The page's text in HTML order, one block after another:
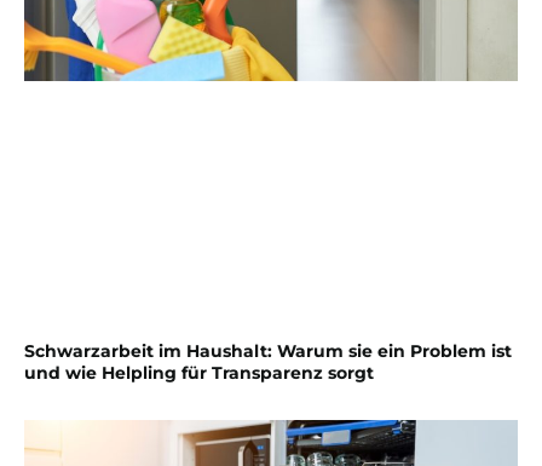
Schwarzarbeit im Haushalt: Warum sie ein Problem ist
und wie Helpling für Transparenz sorgt